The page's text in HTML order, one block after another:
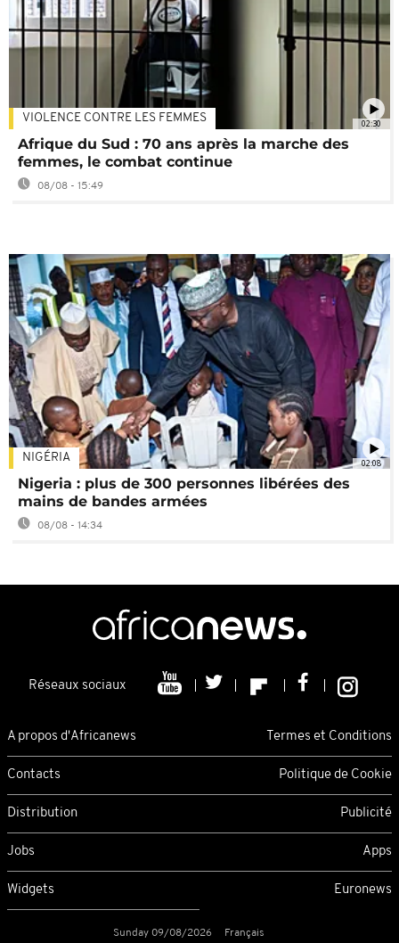
02:30
VIOLENCE CONTRE LES FEMMES
Afrique du Sud : 70 ans après la marche des
femmes, le combat continue
08/08 - 15:49
02:08
NIGÉRIA
Nigeria : plus de 300 personnes libérées des
mains de bandes armées
08/08 - 14:34
Réseaux sociaux
A propos d'Africanews Termes et Conditions
Contacts Politique de Cookie
Distribution Publicité
Jobs Apps
Widgets Euronews
Sunday 09/08/2026